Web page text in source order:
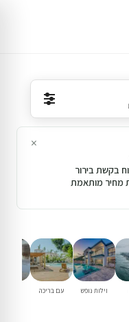
בקשת בירור
מחיר מותאמת
×
וילות נופש עם בריכה